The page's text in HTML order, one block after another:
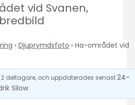
vid Svanen,
bredbild
› Djuprymdsfoto › Ha-området vid
2 deltagare, och uppdaterades senast24-
Silow.